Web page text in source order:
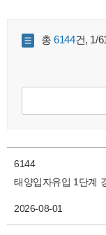
총6144건, 1/
6144
태양입자유입 1단계
2026-08-01